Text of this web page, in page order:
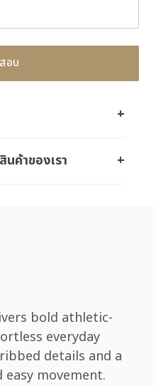
อบ
ค้าของเรา
bold athletic-
everyday
details and a
movement.